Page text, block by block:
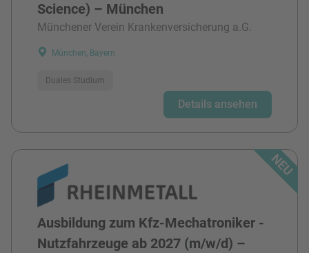
Science) – München
Münchener Verein Krankenversicherung a.G.
München, Bayern
Duales Studium
Details ansehen
Ausbildung zum Kfz-Mechatroniker -
Nutzfahrzeuge ab 2027 (m/w/d) –